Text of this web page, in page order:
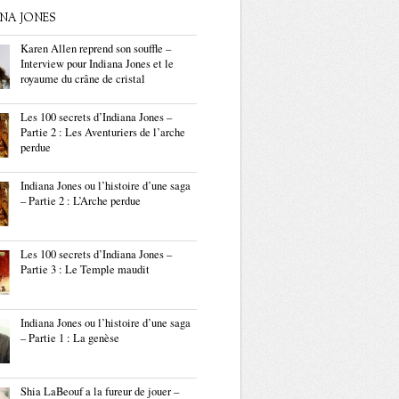
JONES
Karen Allen reprend son souffle –
Interview pour Indiana Jones et le
royaume du crâne de cristal
Les 100 secrets d’Indiana Jones –
Partie 2 : Les Aventuriers de l’arche
perdue
Indiana Jones ou l’histoire d’une saga
– Partie 2 : L’Arche perdue
Les 100 secrets d’Indiana Jones –
Partie 3 : Le Temple maudit
Indiana Jones ou l’histoire d’une saga
– Partie 1 : La genèse
Shia LaBeouf a la fureur de jouer –